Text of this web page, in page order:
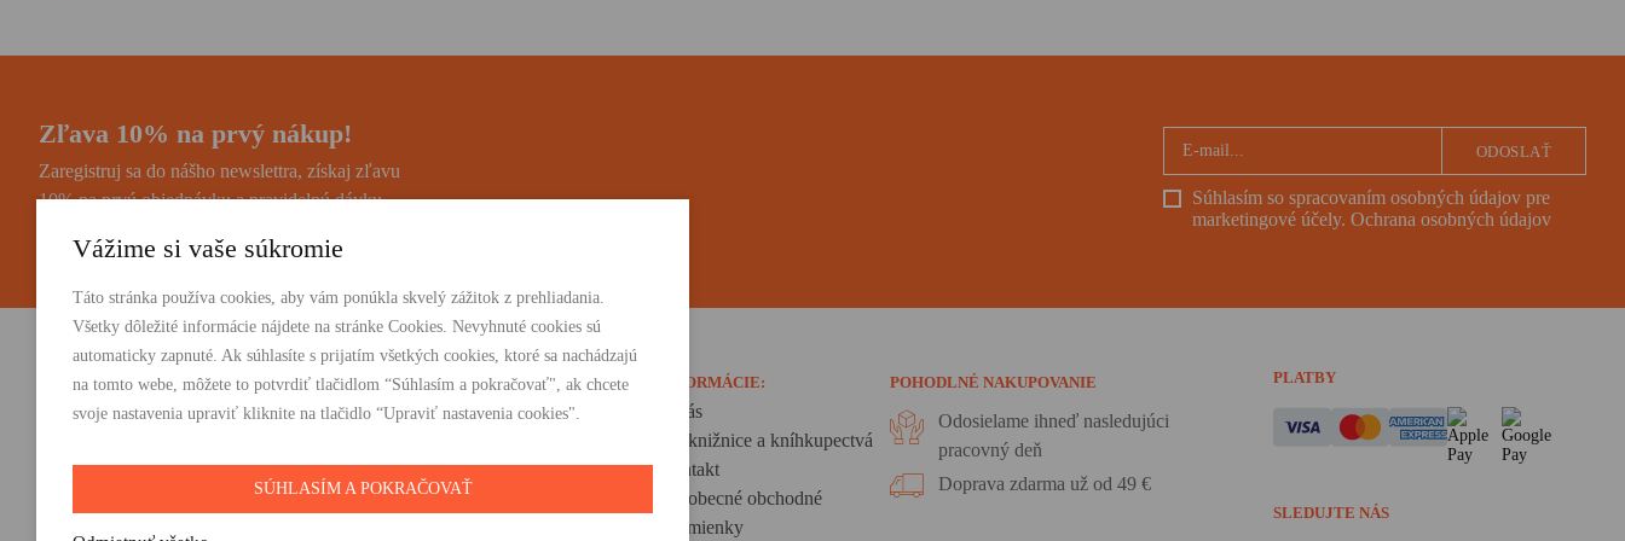
Zľava 10% na prvý nákup!
Zaregistruj sa do nášho newslettra, získaj zľavu
10% na prvú objednávku a pravidelnú dávku
Súhlasím so spracovaním osobných údajov pre
marketingové účely. Ochrana osobných údajov
ODOSLAŤ
Vydavateľstvo Absynt s.r.o.
Suvorovova 2683/30C, 010 01 Žilina
PRODUKTY:
Knihy
Darčeky
INFORMÁCIE:
O nás
Pre knižnice a kníhkupectvá
Kontakt
Všeobecné obchodné
podmienky
POHODLNÉ NAKUPOVANIE
Odosielame ihneď nasledujúci
pracovný deň
Doprava zdarma už od 49 €
PLATBY
SLEDUJTE NÁS
Vážime si vaše súkromie
Táto stránka používa cookies, aby vám ponúkla skvelý zážitok z prehliadania.
Všetky dôležité informácie nájdete na stránke Cookies. Nevyhnuté cookies sú
automaticky zapnuté. Ak súhlasíte s prijatím všetkých cookies, ktoré sa nachádzajú
na tomto webe, môžete to potvrdiť tlačidlom “Súhlasím a pokračovať", ak chcete
svoje nastavenia upraviť kliknite na tlačidlo “Upraviť nastavenia cookies".
SÚHLASÍM A POKRAČOVAŤ